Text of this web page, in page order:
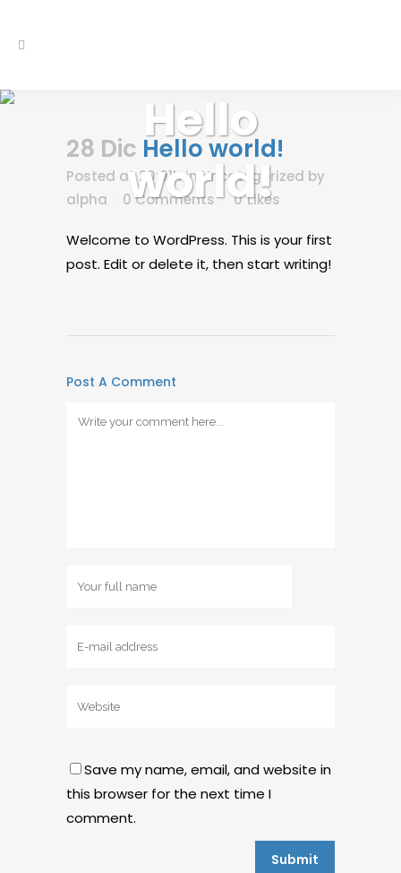
Hello
world!
28 Dic Hello world!
Posted at 20:01hin Uncategorized by
alpha
0 Comments 0 Likes
Welcome to WordPress. This is your first
post. Edit or delete it, then start writing!
Post A Comment
Save my name, email, and website in
this browser for the next time I
comment.